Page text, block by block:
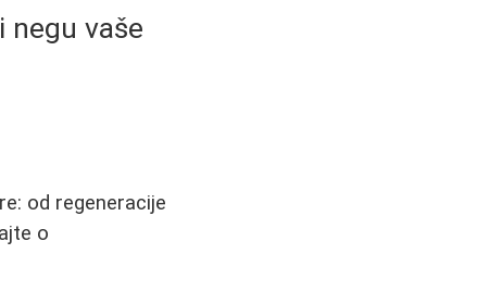
negu vaše
od regeneracije
o